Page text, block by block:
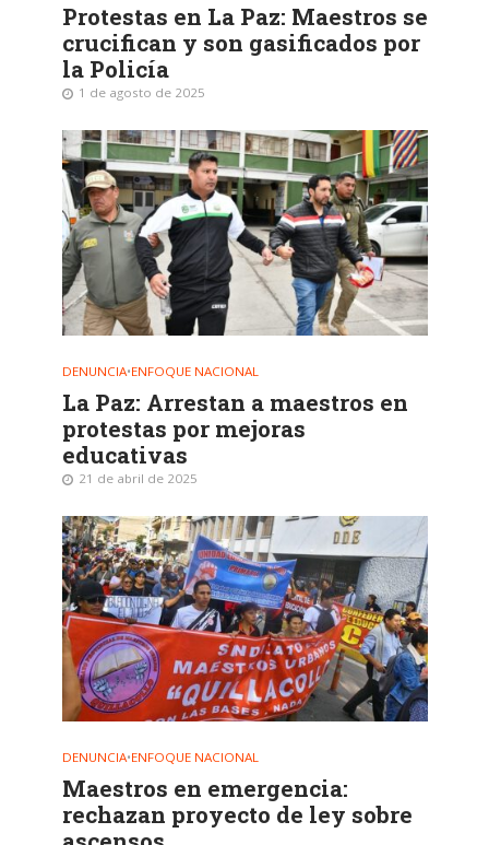
Protestas en La Paz: Maestros se
crucifican y son gasificados por
la Policía
1 de agosto de 2025
DENUNCIA•ENFOQUE NACIONAL
La Paz: Arrestan a maestros en
protestas por mejoras
educativas
21 de abril de 2025
DENUNCIA•ENFOQUE NACIONAL
Maestros en emergencia:
rechazan proyecto de ley sobre